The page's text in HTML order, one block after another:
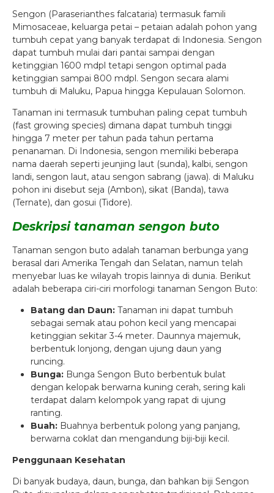
Sengon (Paraserianthes falcataria) termasuk famili
Mimosaceae, keluarga petai – petaian adalah pohon yang
tumbuh cepat yang banyak terdapat di Indonesia. Sengon
dapat tumbuh mulai dari pantai sampai dengan
ketinggian 1600 mdpl tetapi sengon optimal pada
ketinggian sampai 800 mdpl. Sengon secara alami
tumbuh di Maluku, Papua hingga Kepulauan Solomon.
Tanaman ini termasuk tumbuhan paling cepat tumbuh
(fast growing species) dimana dapat tumbuh tinggi
hingga 7 meter per tahun pada tahun pertama
penanaman. Di Indonesia, sengon memiliki beberapa
nama daerah seperti jeunjing laut (sunda), kalbi, sengon
landi, sengon laut, atau sengon sabrang (jawa). di Maluku
pohon ini disebut seja (Ambon), sikat (Banda), tawa
(Ternate), dan gosui (Tidore).
Deskripsi tanaman sengon buto
Tanaman sengon buto adalah tanaman berbunga yang
berasal dari Amerika Tengah dan Selatan, namun telah
menyebar luas ke wilayah tropis lainnya di dunia. Berikut
adalah beberapa ciri-ciri morfologi tanaman Sengon Buto:
Batang dan Daun: Tanaman ini dapat tumbuh
sebagai semak atau pohon kecil yang mencapai
ketinggian sekitar 3-4 meter. Daunnya majemuk,
berbentuk lonjong, dengan ujung daun yang
runcing.
Bunga: Bunga Sengon Buto berbentuk bulat
dengan kelopak berwarna kuning cerah, sering kali
terdapat dalam kelompok yang rapat di ujung
ranting.
Buah: Buahnya berbentuk polong yang panjang,
berwarna coklat dan mengandung biji-biji kecil.
Penggunaan Kesehatan
Di banyak budaya, daun, bunga, dan bahkan biji Sengon